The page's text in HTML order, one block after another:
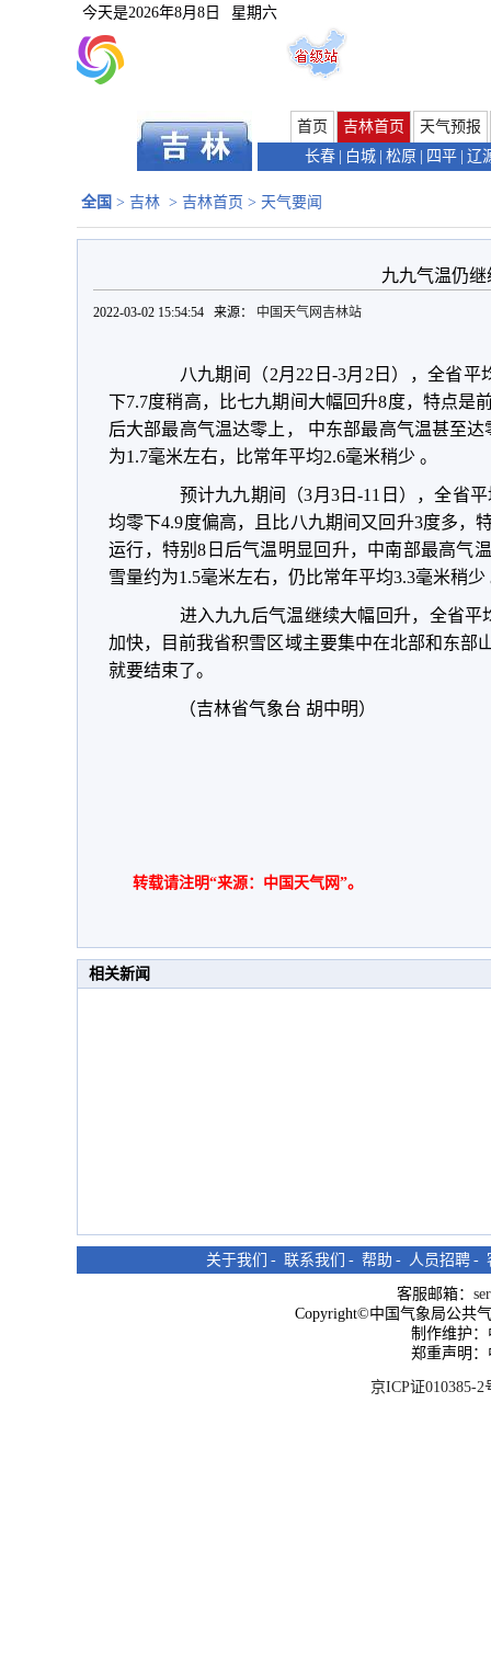
今天是2026年8月8日 星期六
首页 吉林首页
天气预报
长春
白城 松原 四平 辽
全国 > 吉林 > 吉林首页 > 天气要闻
九九气温仍继
2022-03-02 15:54:54 来源： 中国天气网吉林站
八九期间（2月22日-3月2日），全省平
下7.7度稍高，比七九期间大幅回升8度，特点是
后大部最高气温达零上， 中东部最高气温甚至
为1.7毫米左右，比常年平均2.6毫米稍少 。
预计九九期间（3月3日-11日），全省平
均零下4.9度偏高，且比八九期间又回升3度多，
运行，特别8日后气温明显回升，中南部最高气
雪量约为1.5毫米左右，仍比常年平均3.3毫米稍少
进入九九后气温继续大幅回升，全省平
加快，目前我省积雪区域主要集中在北部和东部
就要结束了。
（吉林省气象台 胡中明）
转载请注明“来源：中国天气网”。
相关新闻
关于我们 - 联系我们 - 帮助 - 人员招聘 -
客服邮箱：
Copyright©中国气象局公共
制作维护
郑重声明
京ICP证010385-2